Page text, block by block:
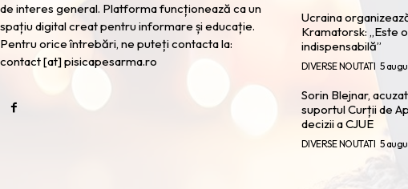
de interes general. Platforma funcționează ca un
spațiu digital creat pentru informare și educație.
Pentru orice întrebări, ne puteți contacta la:
contact [at] pisicapesarma.ro
Ucraina
Kramatorsk: „Este
indispensabilă”
DIVERSE NOUTATI 5
Sorin Blejnar,
suportul Curții de
decizii a CJUE
DIVERSE NOUTATI 5